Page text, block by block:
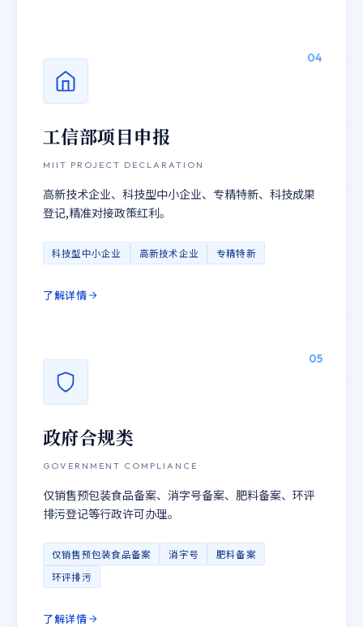
04
工信部项目申报
MIIT PROJECT DECLARATION
高新技术企业、科技型中小企业、专精特新、科技成果
登记,精准对接政策红利。
科技型中小企业 高新技术企业 专精特新
了解详情
05
政府合规类
GOVERNMENT COMPLIANCE
仅销售预包装食品备案、消字号备案、肥料备案、环评
排污登记等行政许可办理。
仅销售预包装食品备案 消字号
肥料备案
环评排污
了解详情